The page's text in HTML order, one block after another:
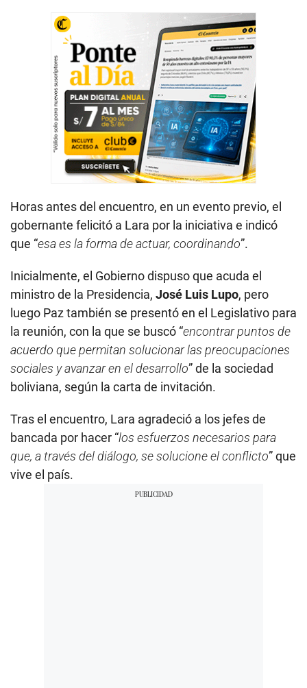
Horas antes del encuentro, en un evento previo, el
gobernante felicitó a Lara por la iniciativa e indicó
que “esa es la forma de actuar, coordinando”.
Inicialmente, el Gobierno dispuso que acuda el
ministro de la Presidencia, José Luis Lupo, pero
luego Paz también se presentó en el Legislativo para
la reunión, con la que se buscó “encontrar puntos de
acuerdo que permitan solucionar las preocupaciones
sociales y avanzar en el desarrollo” de la sociedad
boliviana, según la carta de invitación.
Tras el encuentro, Lara agradeció a los jefes de
bancada por hacer “los esfuerzos necesarios para
que, a través del diálogo, se solucione el conflicto” que
vive el país.